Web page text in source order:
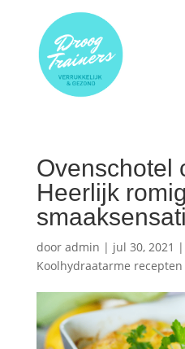
Ovenschotel
Heerlijk
door admin | jul 30, 2021 |
Koolhydraatarme recepten